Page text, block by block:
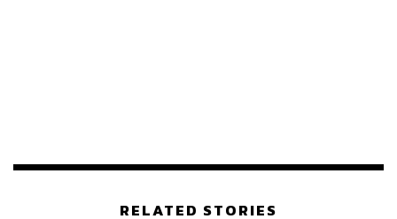
ละครจินนี่ ซึ่งนำแสดงโดย วิลล์ สมิธ นั้นก็ได้รับเสียงวิพากษ์
RELATED STORIES